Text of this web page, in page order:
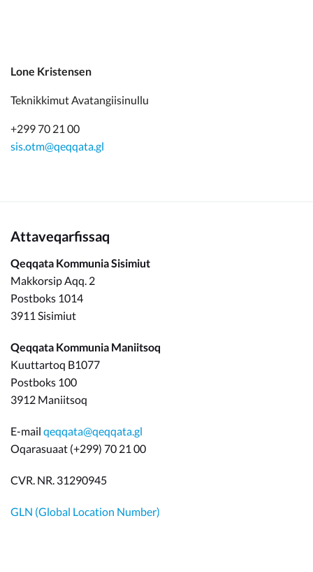
Lone Kristensen
Teknikkimut Avatangiisinullu
+299 70 21 00
sis.otm@qeqqata.gl
Attaveqarfissaq
Qeqqata Kommunia Sisimiut
Makkorsip Aqq. 2
Postboks 1014
3911 Sisimiut
Qeqqata Kommunia Maniitsoq
Kuuttartoq B1077
Postboks 100
3912 Maniitsoq
E-mail qeqqata@qeqqata.gl
Oqarasuaat (+299) 70 21 00
CVR. NR. 31290945
GLN (Global Location Number)